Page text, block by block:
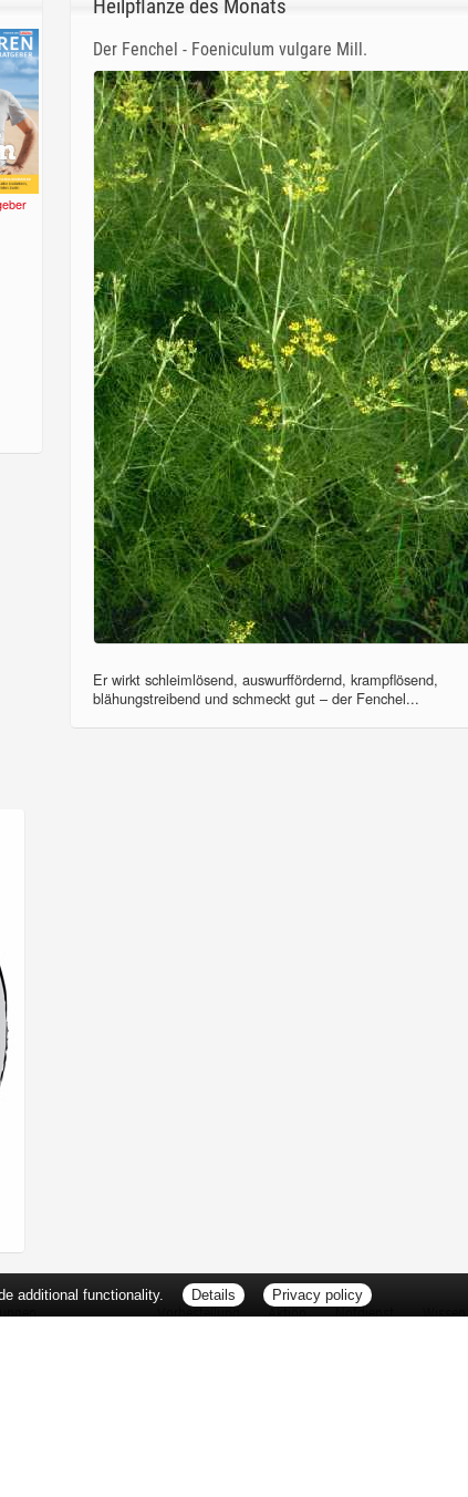
Heilpflanze des Monats
Der Fenchel - Foeniculum vulgare Mill.
Er wirkt schleimlösend, auswurffördernd, krampflösend,
blähungstreibend und schmeckt gut – der Fenchel...
Vorbestellung Aktion Notdienst Wissen
additional functionality. Details Privacy policy